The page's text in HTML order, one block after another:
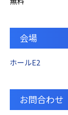
会場
ホールE2
お問合わせ